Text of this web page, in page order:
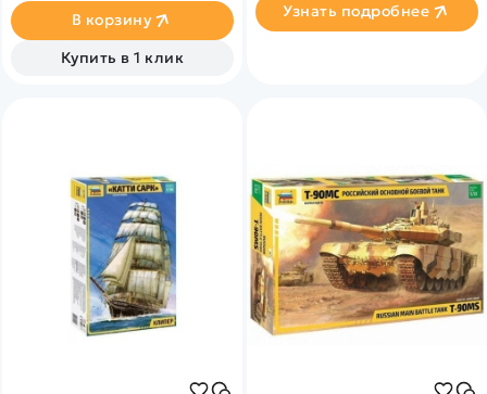
Узнать подробнее
участвовал в конце Второй
мировой войны!
В корзину
Купить в 1 клик